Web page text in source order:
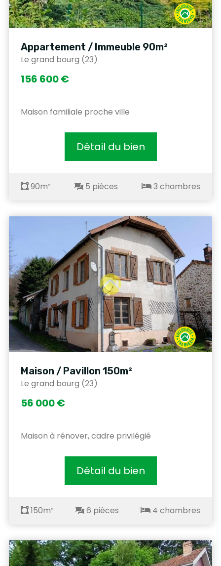
Appartement / Immeuble 90m²
Le grand bourg (23)
156 600 €
Maison familiale proche ville
Détail du bien
90m² 5 pièces 3 chambres
Maison / Pavillon 150m²
Le grand bourg (23)
56 000 €
Maison à rénover, cadre privilégié
Détail du bien
150m² 6 pièces 4 chambres